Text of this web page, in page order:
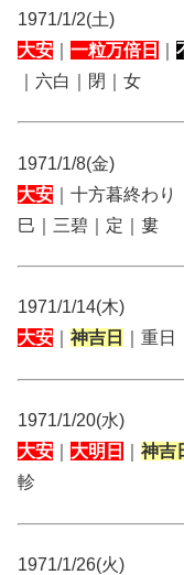
1971/1/2(土)
大安
一粒万倍日
｜六白｜閉｜女
1971/1/8(金)
大安 ｜十方暮終わり
巳｜三碧｜定｜婁
1971/1/14(木)
大安
神吉日 ｜重
1971/1/20(水)
大安
大明日 神吉
軫
1971/1/26(火)